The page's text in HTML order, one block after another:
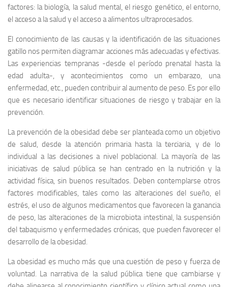
factores: la biología, la salud mental, el riesgo genético, el entorno,
el acceso a la salud y el acceso a alimentos ultraprocesados.
El conocimiento de las causas y la identificación de las situaciones
gatillo nos permiten diagramar acciones más adecuadas y efectivas.
Las experiencias tempranas -desde el período prenatal hasta la
edad adulta-, y acontecimientos como un embarazo, una
enfermedad, etc., pueden contribuir al aumento de peso. Es por ello
que es necesario identificar situaciones de riesgo y trabajar en la
prevención.
La prevención de la obesidad debe ser planteada como un objetivo
de salud, desde la atención primaria hasta la terciaria, y de lo
individual a las decisiones a nivel poblacional. La mayoría de las
iniciativas de salud pública se han centrado en la nutrición y la
actividad física, sin buenos resultados. Deben contemplarse otros
factores modificables, tales como las alteraciones del sueño, el
estrés, el uso de algunos medicamentos que favorecen la ganancia
de peso, las alteraciones de la microbiota intestinal, la suspensión
del tabaquismo y enfermedades crónicas, que pueden favorecer el
desarrollo de la obesidad.
La obesidad es mucho más que una cuestión de peso y fuerza de
voluntad. La narrativa de la salud pública tiene que cambiarse y